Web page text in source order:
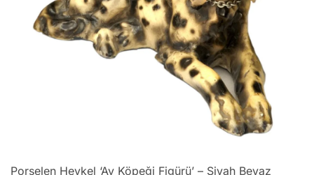
Porselen Heykel ‘Av Köpeği Figürü’ – Siyah Beyaz